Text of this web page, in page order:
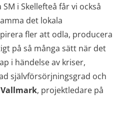
i Skellefteå får vi också
det lokala
fler att odla, producera
på så många sätt när det
i händelse av kriser,
självförsörjningsgrad och
, projektledare på